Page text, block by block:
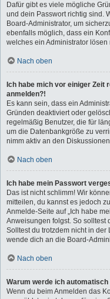
Dafür gibt es viele mögliche
und dein Passwort richtig sind.
Board-Administrator, um
ebenfalls möglich, dass ein
welches ein Administrator lösen
Nach oben
Ich habe mich vor einiger
anmelden?!
Es kann sein, dass ein
Gründen deaktiviert oder
regelmäßig Benutzer, die für
um die Datenbankgröße zu
nimm aktiv an den
Nach oben
Ich habe mein Passwort
Das ist nicht schlimm! Wir
mitteilen, du kannst es jedoch
Anmelde-Seite auf „Ich habe
Anweisungen folgst. So
Solltest du trotzdem nicht in
wende dich an die Board-
Nach oben
Warum werde ich
Wenn du beim Anmelden das